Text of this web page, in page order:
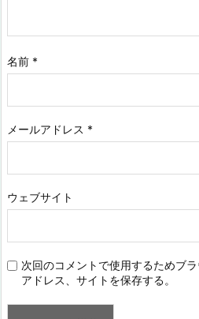
名前 *
メールアドレス *
ウェブサイト
次回のコメントで使用するためブ
アドレス、サイトを保存する。